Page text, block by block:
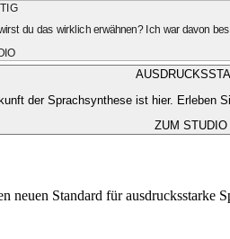
du das wirklich erwähnen? Ich war davon
der Sprachsynthese ist hier. Erleben
ZUM STUDIO
Standard für ausdrucksstarke